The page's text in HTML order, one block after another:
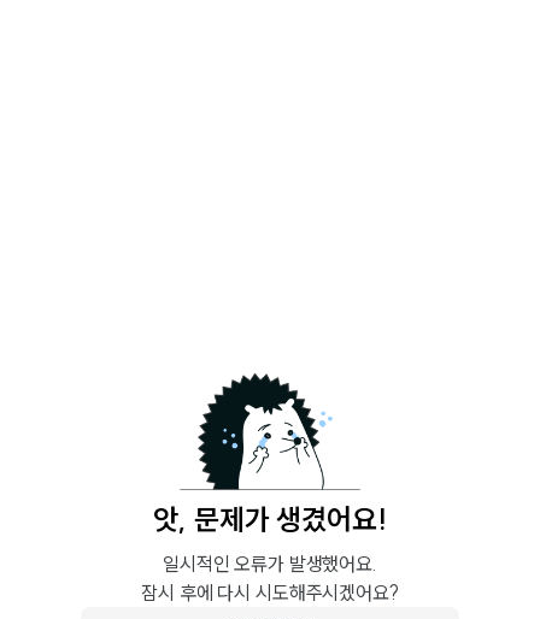
앗, 문제가 생겼어요!
일시적인 오류가 발생했어요.
잠시 후에 다시 시도해주시겠어요?